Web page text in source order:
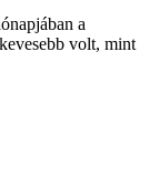
a
volt, mint